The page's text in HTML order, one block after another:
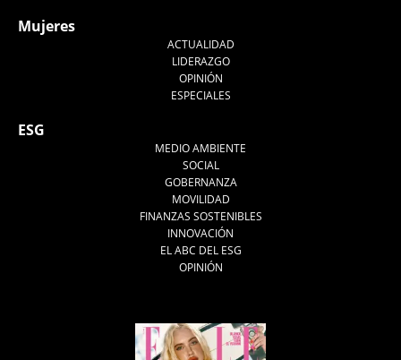
Mujeres
ACTUALIDAD
LIDERAZGO
OPINIÓN
ESPECIALES
ESG
MEDIO AMBIENTE
SOCIAL
GOBERNANZA
MOVILIDAD
FINANZAS SOSTENIBLES
INNOVACIÓN
EL ABC DEL ESG
OPINIÓN